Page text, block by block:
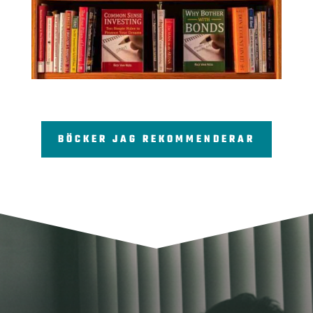
BÖCKER JAG REKOMMENDERAR